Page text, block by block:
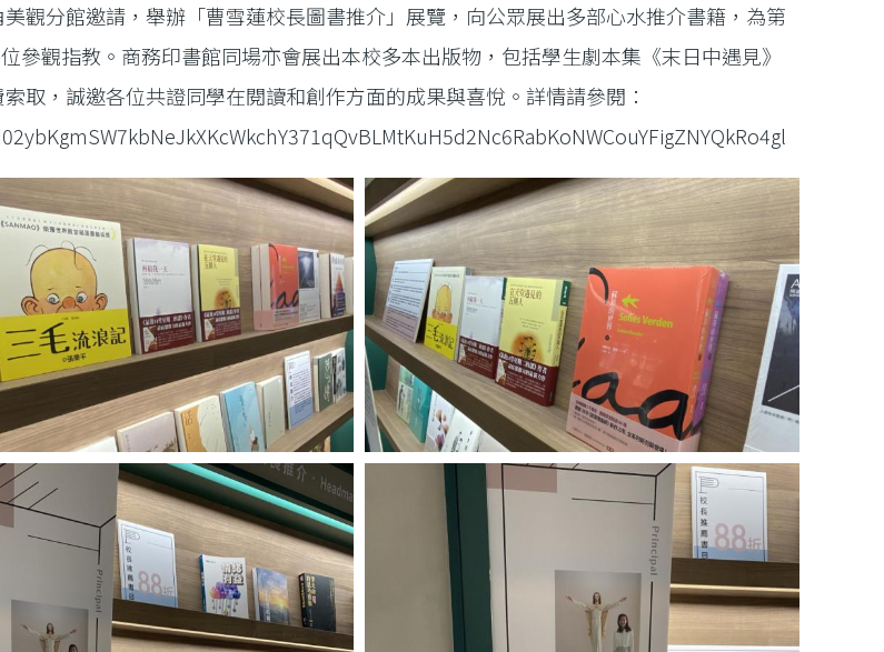
觀分館邀請，舉辦「曹雪蓮校長圖書推介」展覽，向公眾展出多部心水推介書籍，為第
觀指教。商務印書館同場亦會展出本校多本出版物，包括學生劇本集《末日中遇見》
取，誠邀各位共證同學在閱讀和創作方面的成果與喜悅。詳情請參閱：